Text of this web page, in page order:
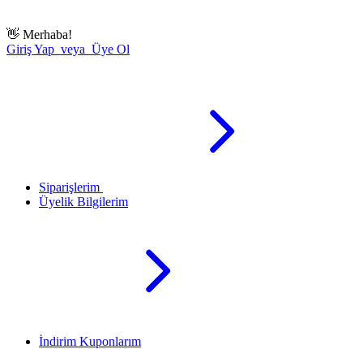
👋 Merhaba!
Giriş Yap veya Üye Ol
Siparişlerim
Üyelik Bilgilerim
İndirim Kuponlarım